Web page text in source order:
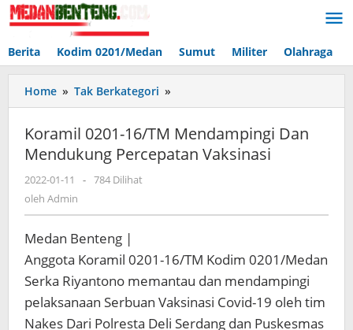
Lewati
ke
Berita Kodim 0201/Medan Sumut Militer Olahraga
Home » Tak Berkategori »
0201-
Mendampingi
Dan
Koramil 0201-16/TM Mendampingi Dan
Mendukung Percepatan Vaksinasi
2022-01-11
oleh
- 784 Dilihat
oleh Admin
Medan Benteng |
Anggota Koramil 0201-16/TM Kodim 0201/Medan
Serka Riyantono memantau dan mendampingi
pelaksanaan Serbuan Vaksinasi Covid-19 oleh tim
Nakes Dari Polresta Deli Serdang dan Puskesmas